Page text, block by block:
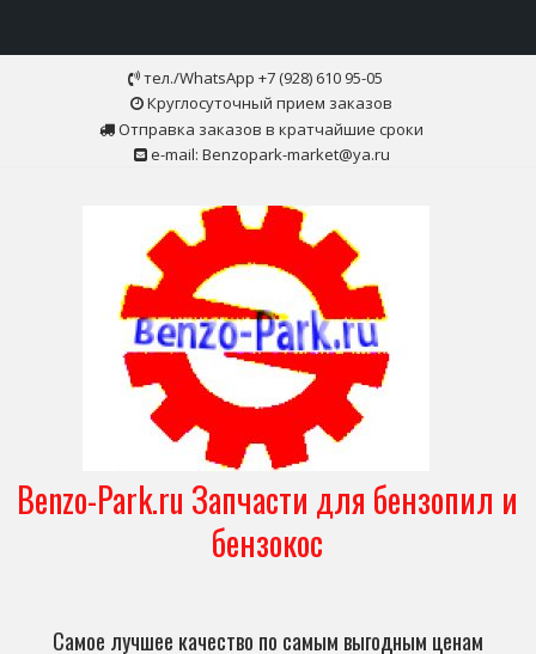
тел./WhatsApp +7 (928) 610 95-05
Круглосуточный прием заказов
Отправка заказов в кратчайшие сроки
e-mail: Benzopark-market@ya.ru
Benzo-Park.ru Запчасти для бензопил и
бензокос
Самое лучшее качество по самым выгодным ценам